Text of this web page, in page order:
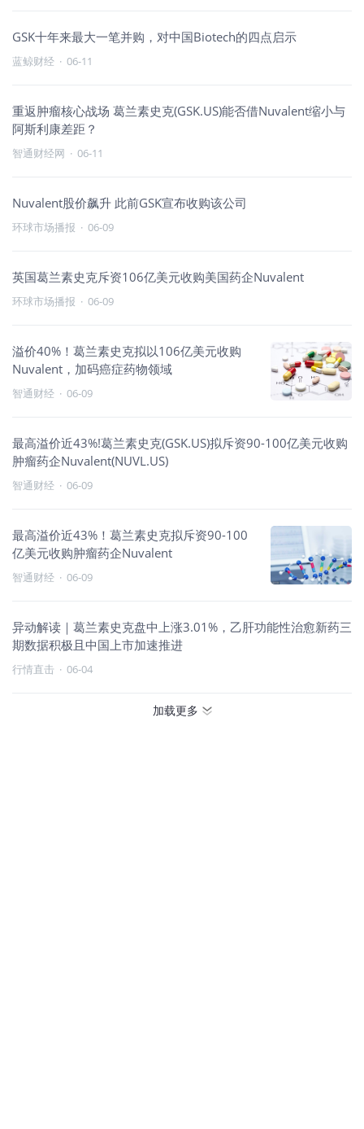
GSK十年来最大一笔并购，对中国Biotech的四点启示
蓝鲸财经 · 06-11
重返肿瘤核心战场 葛兰素史克(GSK.US)能否借Nuvalent缩小与
阿斯利康差距？
智通财经网 · 06-11
Nuvalent股价飙升 此前GSK宣布收购该公司
环球市场播报 · 06-09
英国葛兰素史克斥资106亿美元收购美国药企Nuvalent
环球市场播报 · 06-09
溢价40%！葛兰素史克拟以106亿美元收购
Nuvalent，加码癌症药物领域
智通财经 · 06-09
最高溢价近43%!葛兰素史克(GSK.US)拟斥资90-100亿美元收购
肿瘤药企Nuvalent(NUVL.US)
智通财经 · 06-09
最高溢价近43%！葛兰素史克拟斥资90-100
亿美元收购肿瘤药企Nuvalent
智通财经 · 06-09
异动解读｜葛兰素史克盘中上涨3.01%，乙肝功能性治愈新药三
期数据积极且中国上市加速推进
行情直击 · 06-04
加载更多